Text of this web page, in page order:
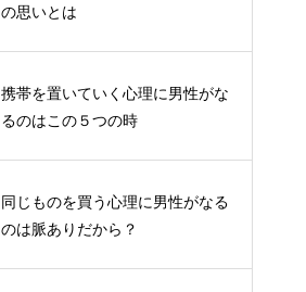
の思いとは
携帯を置いていく心理に男性がな
るのはこの５つの時
同じものを買う心理に男性がなる
のは脈ありだから？